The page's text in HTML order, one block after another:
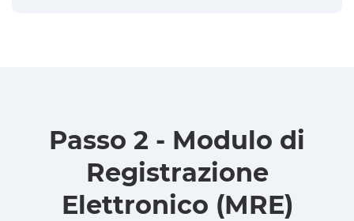
Passo 2 - Modulo di
Registrazione
Elettronico (MRE)